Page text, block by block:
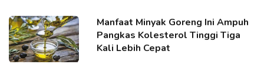
Manfaat Minyak Goreng Ini Ampuh
Pangkas Kolesterol Tinggi Tiga
Kali Lebih Cepat